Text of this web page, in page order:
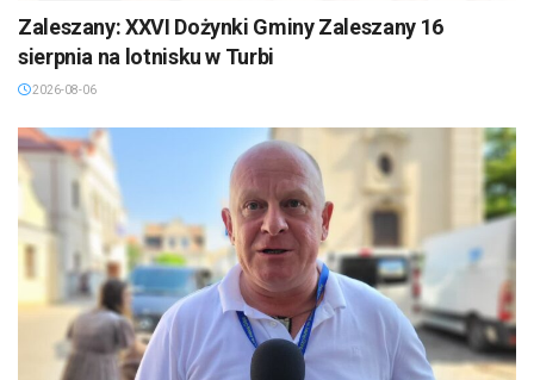
Zaleszany: XXVI Dożynki Gminy Zaleszany 16
sierpnia na lotnisku w Turbi
2026-08-06